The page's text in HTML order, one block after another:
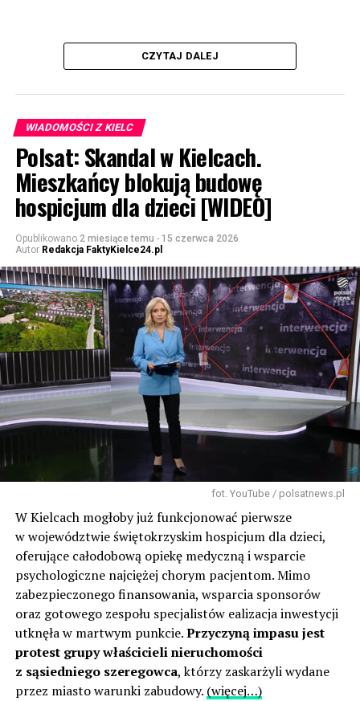
CZYTAJ DALEJ
WIADOMOŚCI Z KIELC
Polsat: Skandal w Kielcach.
Mieszkańcy blokują budowę
hospicjum dla dzieci [WIDEO]
Opublikowano 2 miesiące temu - 15 czerwca 2026
Autor Redakcja FaktyKielce24.pl
fot. YouTube / polsatnews.pl
W Kielcach mogłoby już funkcjonować pierwsze
w województwie świętokrzyskim hospicjum dla dzieci,
oferujące całodobową opiekę medyczną i wsparcie
psychologiczne najciężej chorym pacjentom. Mimo
zabezpieczonego finansowania, wsparcia sponsorów
oraz gotowego zespołu specjalistów ealizacja inwestycji
utknęła w martwym punkcie.Przyczyną impasu jest
protest grupy właścicieli nieruchomości
z sąsiedniego szeregowca, którzy zaskarżyli wydane
przez miasto warunki zabudowy. (więcej…)